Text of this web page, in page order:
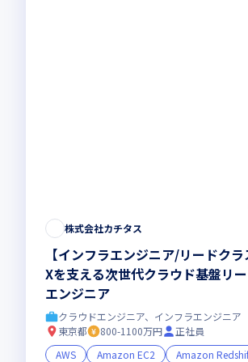
株式会社カチタス
【インフラエンジニア/リードク
Xを支える次世代クラウド基盤リ
エンジニア
クラウドエンジニア、インフラエンジニア
東京都
800-1100万円
正社員
AWS
Amazon EC2
Amazon